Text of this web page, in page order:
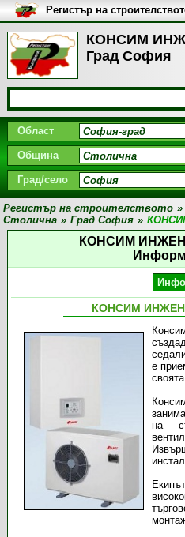
КОНСИМ
Град София
Регистър на
България
Област
Община
Град/село
Регистър на строителството »
Столична » Град София »
КОНСИМ
КОНСИМ
е
на